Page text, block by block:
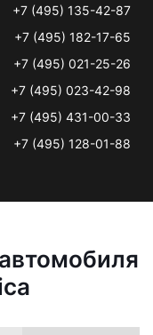
+7 (495) 135-42-87
+7 (495) 182-17-65
+7 (495) 021-25-26
+7 (495) 023-42-98
+7 (495) 431-00-33
+7 (495) 128-01-88